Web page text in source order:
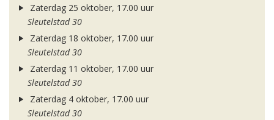
Zaterdag 25 oktober, 17.00 uur
Sleutelstad 30
Zaterdag 18 oktober, 17.00 uur
Sleutelstad 30
Zaterdag 11 oktober, 17.00 uur
Sleutelstad 30
Zaterdag 4 oktober, 17.00 uur
Sleutelstad 30